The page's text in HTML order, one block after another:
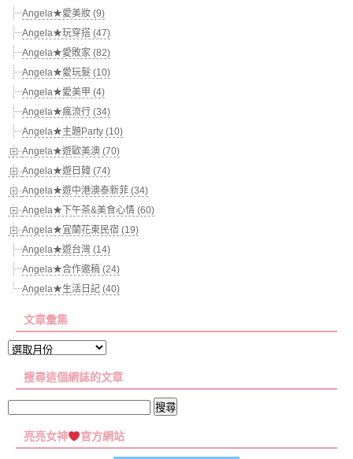
Angela★愛美妝 (9)
Angela★玩穿搭 (47)
Angela★愛敗家 (82)
Angela★愛玩髮 (10)
Angela★愛美甲 (4)
Angela★瘋流行 (34)
Angela★主題Party (10)
Angela★遊歐美澳 (70)
Angela★遊日韓 (74)
Angela★遊中港澳泰新菲 (34)
Angela★下午茶&美食心情 (60)
Angela★宜蘭花東民宿 (19)
Angela★遊台灣 (14)
Angela★合作邀稿 (24)
Angela★生活日記 (40)
文章彙集
文
彙
搜尋這個網誌的文章
關
亮亮女神 官方網站